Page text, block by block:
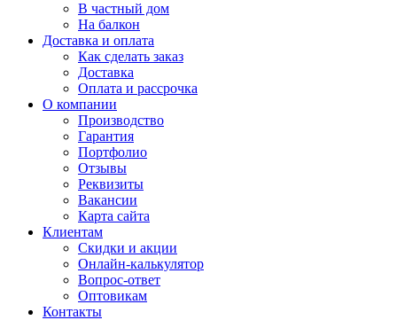
В частный дом
На балкон
Доставка и оплата
Как сделать заказ
Доставка
Оплата и рассрочка
О компании
Производство
Гарантия
Портфолио
Отзывы
Реквизиты
Вакансии
Карта сайта
Клиентам
Скидки и акции
Онлайн-калькулятор
Вопрос-ответ
Оптовикам
Контакты